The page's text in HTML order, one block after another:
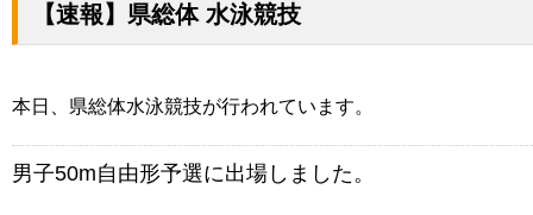
【速報】県総体 水泳競技
本日、県総体水泳競技が行われています。
男子50m自由形予選に出場しました。